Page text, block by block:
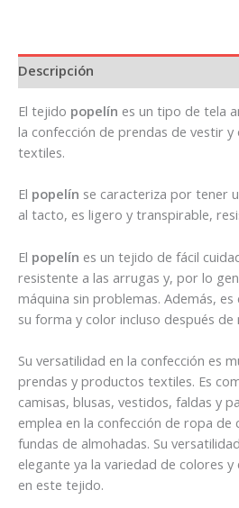
Descripción
El tejido popelín es un tipo de tela
la confección de prendas de vestir
textiles.
El popelín se caracteriza por tener
al tacto, es ligero y transpirable,
El popelín es un tejido de fácil
resistente a las arrugas y, por lo
máquina sin problemas. Además,
su forma y color incluso después de
Su versatilidad en la confección es
prendas y productos textiles. Es
camisas, blusas, vestidos, faldas y
emplea en la confección de ropa de
fundas de almohadas. Su
elegante ya la variedad de colores
en este tejido.